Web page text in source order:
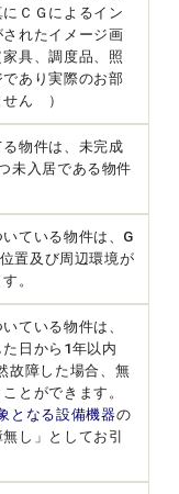
ＣＧによるイン
れたイメージ画
具、調度品、照
あり実際のお部
せん ）
る物件は、未完成
未入居である物件
いている物件は、G
置及び周辺環境が
。
ている物件は、
日から1年以内
故障した場合、無
とができます。
となる設備機器の
し」としてお引